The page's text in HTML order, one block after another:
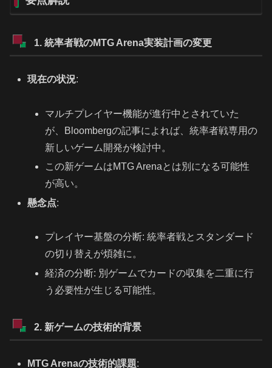
1. 統率者戦のMTG Arena実装計画の変更
現在の状況:
マルチプレイヤー機能が進行中とされていた
が、Bloombergの記事によれば、統率者戦専用の
新しいゲーム開発が検討中。
この新ゲームはMTG Arenaとは別になる可能性
が高い。
懸念点:
プレイヤー基盤の分断: 統率者戦とスタンダード
の切り替えが煩雑に。
経済の分断: 別ゲームでカードの収集を二重に行
う必要性が生じる可能性。
2. 新ゲームの技術的背景
MTG Arenaの技術的課題: